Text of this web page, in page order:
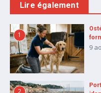
Lire également
1
9